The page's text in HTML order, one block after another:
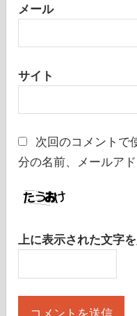
メール
サイト
次回のコメントで
分の名前、メールア
上に表示された文字